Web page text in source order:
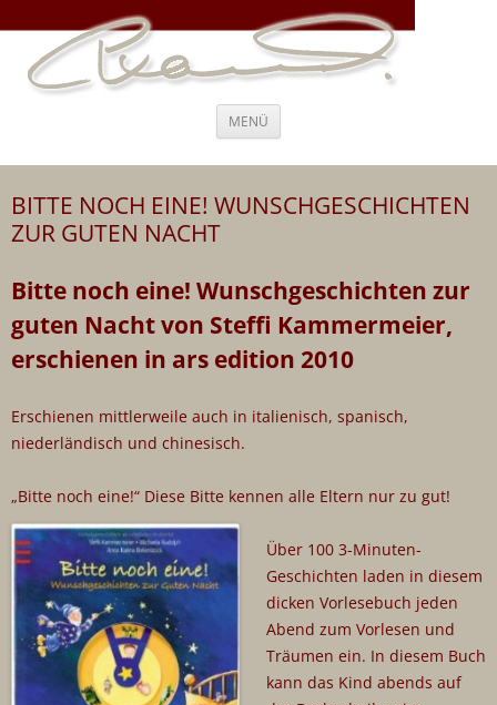
Steffi Kammermeier – Regie,
Drehbuch, Coaching und Beratung
Ich war nie “entweder-oder”, ich war immer “und, auch, sogar”
MENÜ
BITTE NOCH EINE! WUNSCHGESCHICHTEN
ZUR GUTEN NACHT
Bitte noch eine! Wunschgeschichten zur
guten Nacht von Steffi Kammermeier,
erschienen in ars edition 2010
Erschienen mittlerweile auch in italienisch, spanisch,
niederländisch und chinesisch.
„Bitte noch eine!“ Diese Bitte kennen alle Eltern nur zu gut!
Über 100 3-Minuten-
Geschichten laden in diesem
dicken Vorlesebuch jeden
Abend zum Vorlesen und
Träumen ein. In diesem Buch
kann das Kind abends auf